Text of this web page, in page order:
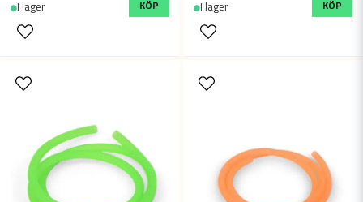
I lager KÖP I lager KÖP